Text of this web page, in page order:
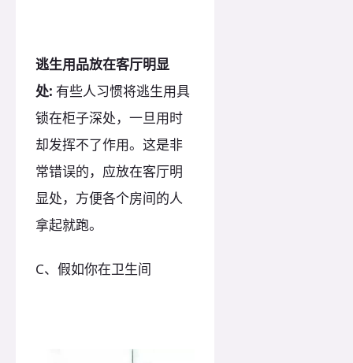
逃生用品放在客厅明显
处: 有些人习惯将逃生用具
锁在柜子深处，一旦用时
却发挥不了作用。这是非
常错误的，应放在客厅明
显处，方便各个房间的人
拿起就跑。
C、假如你在卫生间